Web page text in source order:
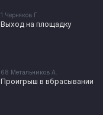
1 Черняков Г.
Выход на площадку
68 Метальников А.
Проигрыш в вбрасывании